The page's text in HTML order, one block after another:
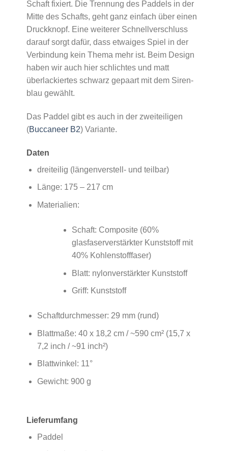
Schaft fixiert. Die Trennung des Paddels in der
Mitte des Schafts, geht ganz einfach über einen
Druckknopf. Eine weiterer Schnellverschluss
darauf sorgt dafür, dass etwaiges Spiel in der
Verbindung kein Thema mehr ist. Beim Design
haben wir auch hier schlichtes und matt
überlackiertes schwarz gepaart mit dem Siren-
blau gewählt.
Das Paddel gibt es auch in der zweiteiligen
(Buccaneer B2) Variante.
Daten
dreiteilig (längenverstell- und teilbar)
Länge: 175 – 217 cm
Materialien:
Schaft: Composite (60%
glasfaserverstärkter Kunststoff mit
40% Kohlenstofffaser)
Blatt: nylonverstärkter Kunststoff
Griff: Kunststoff
Schaftdurchmesser: 29 mm (rund)
Blattmaße: 40 x 18,2 cm / ~590 cm² (15,7 x
7,2 inch / ~91 inch²)
Blattwinkel: 11°
Gewicht: 900 g
Lieferumfang
Paddel